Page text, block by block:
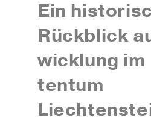
Ein
Rück­blick
wick­lung
tentum